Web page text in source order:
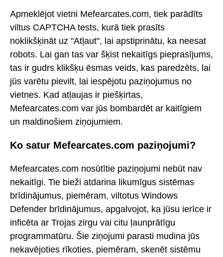
Apmeklējot vietni Mefearcates.com, tiek parādīts
viltus CAPTCHA tests, kurā tiek prasīts
noklikšķināt uz "Atļaut", lai apstiprinātu, ka neesat
robots. Lai gan tas var šķist nekaitīgs pieprasījums,
tas ir gudrs klikšķu ēsmas veids, kas paredzēts, lai
jūs varētu pievilt, lai iespējotu paziņojumus no
vietnes. Kad atļaujas ir piešķirtas,
Mefearcates.com var jūs bombardēt ar kaitīgiem
un maldinošiem ziņojumiem.
Ko satur Mefearcates.com paziņojumi?
Mefearcates.com nosūtītie paziņojumi nebūt nav
nekaitīgi. Tie bieži atdarina likumīgus sistēmas
brīdinājumus, piemēram, viltotus Windows
Defender brīdinājumus, apgalvojot, ka jūsu ierīce ir
inficēta ar Trojas zirgu vai citu ļaunprātīgu
programmatūru. Šie ziņojumi parasti mudina jūs
nekavējoties rīkoties, piemēram, skenēt sistēmu